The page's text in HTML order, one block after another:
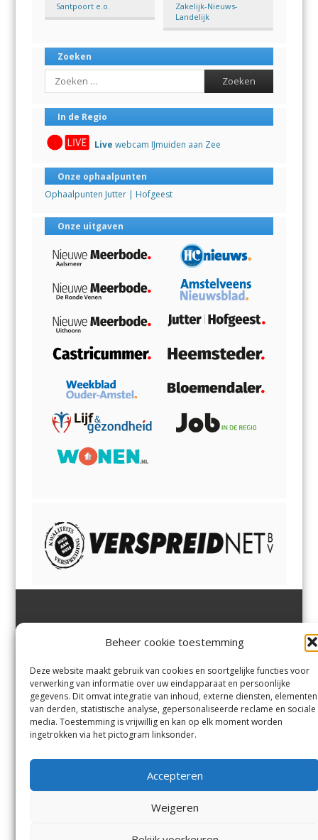
Beheer cookie toestemming
Deze website maakt gebruik van cookies en soortgelijke functies voor
verwerking van informatie over uw eindapparaat en persoonlijke
gegevens. Dit omvat integratie van inhoud, externe diensten, elementen
van derden, statistische analyse, gepersonaliseerde reclame en sociale
media. Toestemming is vrijwillig en kan op elk moment worden
ingetrokken via het pictogram linksonder.
Accepteren
Weigeren
Santpoort e.o.
Zakelijk-Nieuws-
Landelijk
Zoeken
Search
In de Regio
Live webcam IJmuiden aan Zee
Onze ophaalpunten
Ophaalpunten Jutter | Hofgeest
Onze uitgaven
Margadantstraat 34
0255-533900
info@jutter.nlofinfo@hofgee
st.nl
Velserbroek,Velsen-Zuid,
Zuid,Driehuisen
Spaarnwoude.
Contact
Andere uitgaven
Voorwaarden